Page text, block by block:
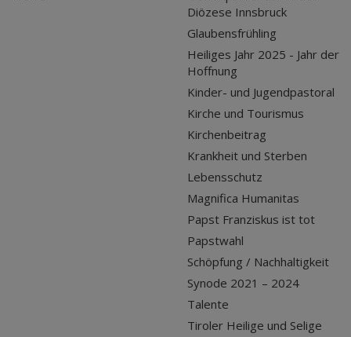
Diözese Innsbruck
Glaubensfrühling
Heiliges Jahr 2025 - Jahr der
Hoffnung
Kinder- und Jugendpastoral
Kirche und Tourismus
Kirchenbeitrag
Krankheit und Sterben
Lebensschutz
Magnifica Humanitas
Papst Franziskus ist tot
Papstwahl
Schöpfung / Nachhaltigkeit
Synode 2021 – 2024
Talente
Tiroler Heilige und Selige